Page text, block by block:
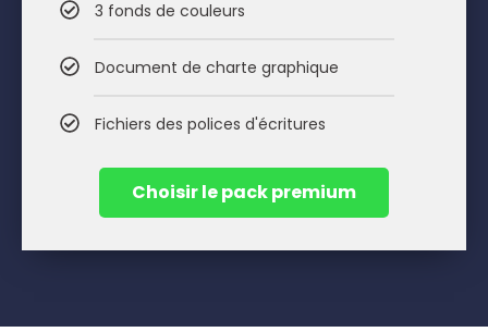
3 fonds de couleurs
Document de charte graphique
Fichiers des polices d'écritures
Choisir le pack premium